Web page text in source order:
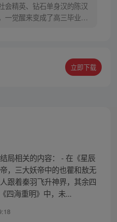
会精英、钻石单身汉的陈汉
一觉醒来变成了高三毕业
立即下载
局相关的内容： - 在《星辰
，三大妖帝中的也瞿和敖无
跟着秦羽飞升神界，其余四
四海重明》中，未...